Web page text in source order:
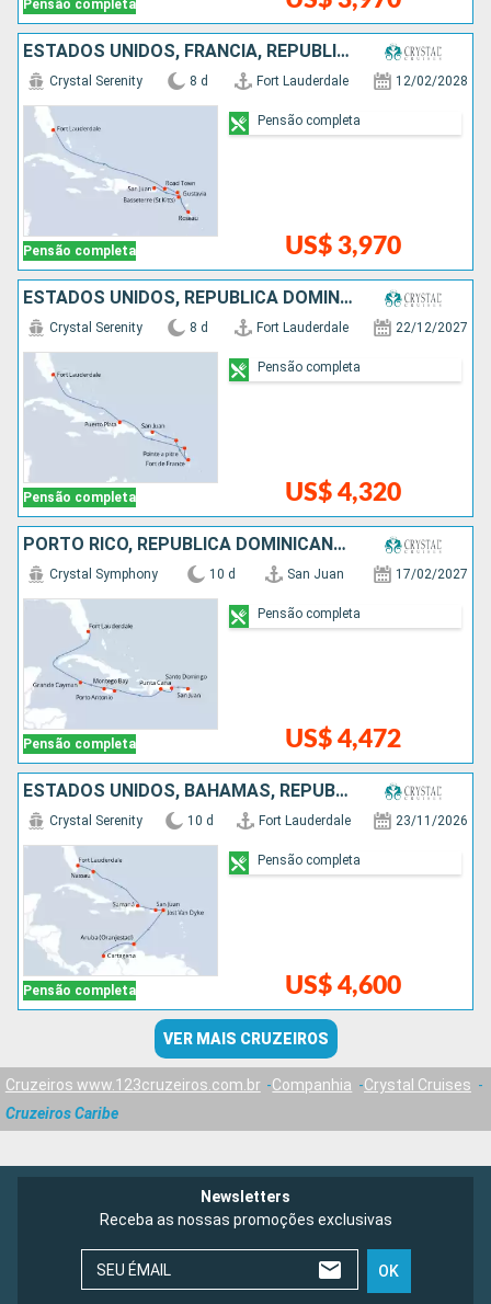
Pensão completa
ESTADOS UNIDOS, FRANCIA, REPUBLICA DOMINICANA, PORTO RICO
Pensão completa
Crystal Serenity 8 d Fort Lauderdale 12/02/2028
US$ 3,970
Pensão completa
ESTADOS UNIDOS, REPUBLICA DOMINICANA, PORTO RICO
Pensão completa
Crystal Serenity 8 d Fort Lauderdale 22/12/2027
US$ 4,320
Pensão completa
PORTO RICO, REPUBLICA DOMINICANA, JAMAICA, ISLAS CAIMÁN, ESTADOS UNIDOS
Pensão completa
Crystal Symphony 10 d San Juan 17/02/2027
US$ 4,472
Pensão completa
ESTADOS UNIDOS, BAHAMAS, REPUBLICA DOMINICANA, PORTO RICO, ARUBA, COLOMBIA
Pensão completa
Crystal Serenity 10 d Fort Lauderdale 23/11/2026
US$ 4,600
Pensão completa
VER MAIS CRUZEIROS
Cruzeiros www.123cruzeiros.com.br Companhia
Crystal Cruises
Cruzeiros Caribe
Newsletters
Receba as nossas promoções exclusivas
SEU ÉMAIL OK